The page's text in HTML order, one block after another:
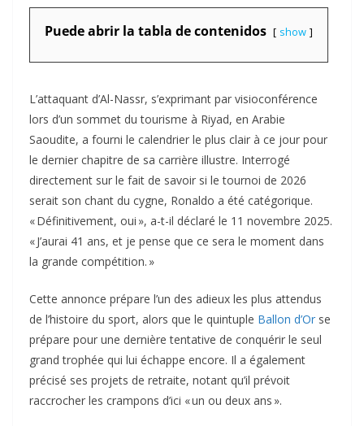
Puede abrir la tabla de contenidos show
L’attaquant d’Al-Nassr, s’exprimant par visioconférence
lors d’un sommet du tourisme à Riyad, en Arabie
Saoudite, a fourni le calendrier le plus clair à ce jour pour
le dernier chapitre de sa carrière illustre. Interrogé
directement sur le fait de savoir si le tournoi de 2026
serait son chant du cygne, Ronaldo a été catégorique.
« Définitivement, oui », a-t-il déclaré le 11 novembre 2025.
« J’aurai 41 ans, et je pense que ce sera le moment dans
la grande compétition. »
Cette annonce prépare l’un des adieux les plus attendus
de l’histoire du sport, alors que le quintuple Ballon d’Or se
prépare pour une dernière tentative de conquérir le seul
grand trophée qui lui échappe encore. Il a également
précisé ses projets de retraite, notant qu’il prévoit
raccrocher les crampons d’ici « un ou deux ans ».